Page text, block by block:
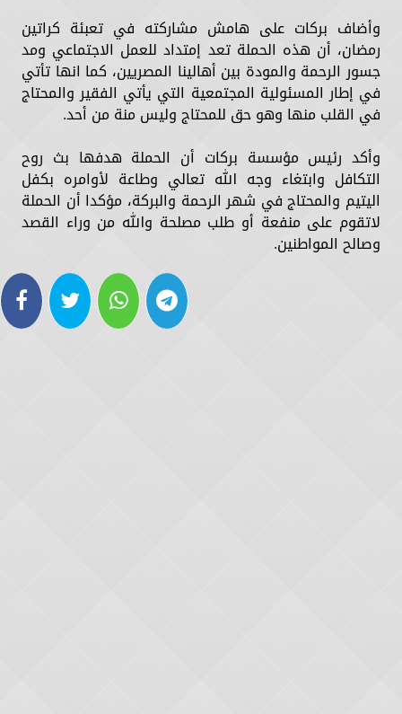
وأضاف بركات على هامش مشاركته في تعبئة كراتين
رمضان، أن هذه الحملة تعد إمتداد للعمل الاجتماعي ومد
جسور الرحمة والمودة بين أهالينا المصريين، كما انها تأتي
في إطار المسئولية المجتمعية التي يأتي الفقير والمحتاج
في القلب منها وهو حق للمحتاج وليس منة من أحد.
وأكد رئيس مؤسسة بركات أن الحملة هدفها بث روح
التكافل وابتغاء وجه الله تعالي وطاعة لأوامره بكفل
اليتيم والمحتاج في شهر الرحمة والبركة، مؤكدا أن الحملة
لاتقوم على منفعة أو طلب مصلحة والله من وراء القصد
وصالح المواطنين.